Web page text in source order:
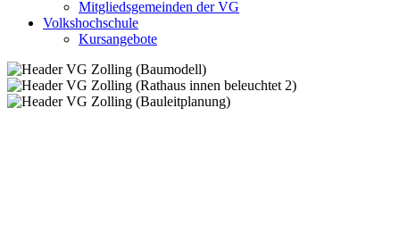
Mitgliedsgemeinden der VG
Volkshochschule
Kursangebote